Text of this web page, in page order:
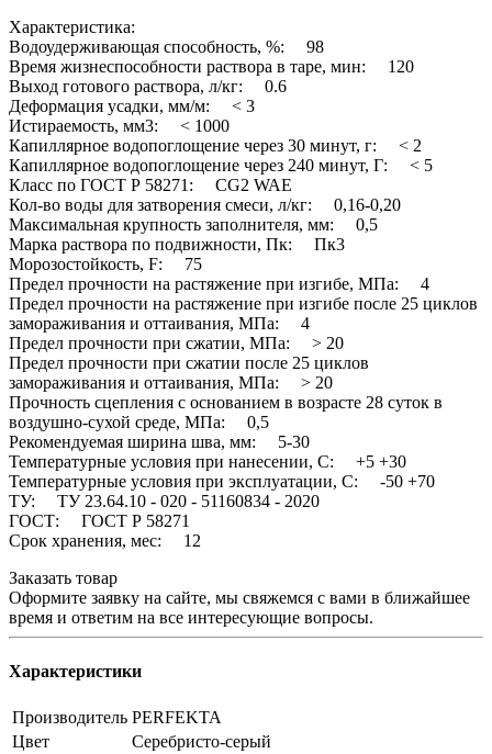
Характеристика:
Водоудерживающая способность, %: 98
Время жизнеспособности раствора в таре, мин: 120
Выход готового раствора, л/кг: 0.6
Деформация усадки, мм/м: < 3
Истираемость, мм3: < 1000
Капиллярное водопоглощение через 30 минут, г: < 2
Капиллярное водопоглощение через 240 минут, Г: < 5
Класс по ГОСТ Р 58271: CG2 WAE
Кол-во воды для затворения смеси, л/кг: 0,16-0,20
Максимальная крупность заполнителя, мм: 0,5
Марка раствора по подвижности, Пк: Пк3
Морозостойкость, F: 75
Предел прочности на растяжение при изгибе, МПа: 4
Предел прочности на растяжение при изгибе после 25 циклов
замораживания и оттаивания, МПа: 4
Предел прочности при сжатии, МПа: > 20
Предел прочности при сжатии после 25 циклов
замораживания и оттаивания, МПа: > 20
Прочность сцепления с основанием в возрасте 28 суток в
воздушно-сухой среде, МПа: 0,5
Рекомендуемая ширина шва, мм: 5-30
Температурные условия при нанесении, С: +5 +30
Температурные условия при эксплуатации, С: -50 +70
ТУ: ТУ 23.64.10 - 020 - 51160834 - 2020
ГОСТ: ГОСТ Р 58271
Срок хранения, мес: 12
Заказать товар
Оформите заявку на сайте, мы свяжемся с вами в ближайшее
время и ответим на все интересующие вопросы.
Характеристики
Производитель PERFEKTA
Цвет
Серебристо-серый